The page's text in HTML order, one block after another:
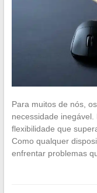
Para muitos de nós,
necessidade
flexibilidade que
Como qualquer
enfrentar problemas